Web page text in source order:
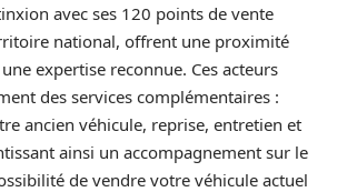
avec ses 120 points de vente
national, offrent une proximité
expertise reconnue. Ces acteurs
des services complémentaires :
ancien véhicule, reprise, entretien et
ainsi un accompagnement sur le
de vendre votre véhicule actuel